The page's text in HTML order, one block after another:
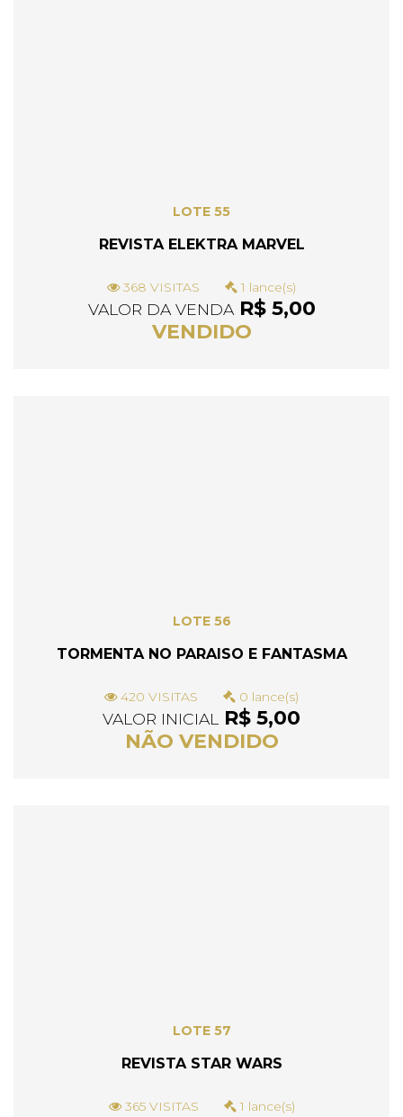
LOTE 55
REVISTA ELEKTRA MARVEL
368 VISITAS 1 lance(s)
VALOR DA VENDAR$ 5,00
VENDIDO
LOTE 56
TORMENTA NO PARAISO E FANTASMA
420 VISITAS 0 lance(s)
VALOR INICIAL
R$ 5,00
NÃO VENDIDO
LOTE 57
REVISTA STAR WARS
365 VISITAS 1 lance(s)